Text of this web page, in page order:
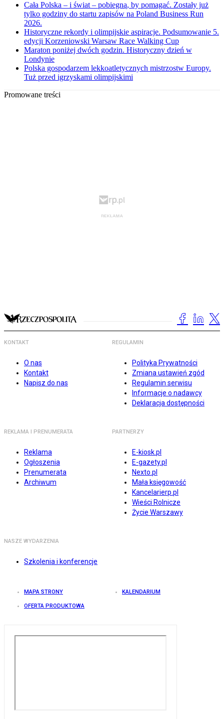
Cała Polska – i świat – pobiegną, by pomagać. Zostały już
tylko godziny do startu zapisów na Poland Business Run
2026.
Historyczne rekordy i olimpijskie aspiracje. Podsumowanie 5.
edycji Korzeniowski Warsaw Race Walking Cup
Maraton poniżej dwóch godzin. Historyczny dzień w
Londynie
Polska gospodarzem lekkoatletycznych mistrzostw Europy.
Tuż przed igrzyskami olimpijskimi
Promowane treści
KONTAKT
O nas
Kontakt
Napisz do nas
REGULAMIN
Polityka Prywatności
Zmiana ustawień zgód
Regulamin serwisu
Informacje o nadawcy
Deklaracja dostępności
REKLAMA I PRENUMERATA
Reklama
Ogłoszenia
Prenumerata
Archiwum
PARTNERZY
E-kiosk.pl
E-gazety.pl
Nexto.pl
Mała księgowość
Kancelarierp.pl
Wieści Rolnicze
Życie Warszawy
NASZE WYDARZENIA
Szkolenia i konferencje
MAPA STRONY KALENDARIUM
OFERTA PRODUKTOWA